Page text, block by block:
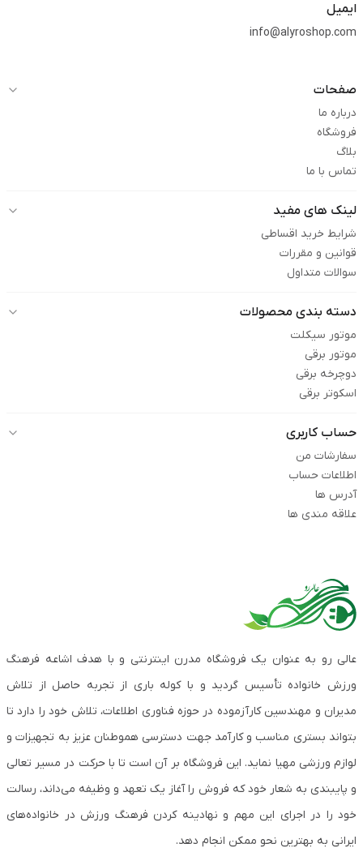
ایمیل
info@alyroshop.com
صفحات
درباره ما
فروشگاه
بلاگ
تماس با ما
لینک های مفید
شرایط خرید اقساطی
قوانین و مقررات
سوالات متداول
دسته بندی محصولات
موتور سیکلت
موتور برقی
دوچرخه برقی
اسکوتر برقی
حساب کاربری
سفارشات من
اطلاعات حساب
آدرس ها
علاقه مندی ها
عالی رو به عنوان یک فروشگاه مدرن اینترنتی و با هدف اشاعه فرهنگ
ورزش خانواده تأسیس گردید و با کوله باری از تجربه حاصل از تلاش
مدیران و مهندسین کارآزموده در حوزه فناوری اطلاعات، تلاش خود را دارد تا
بتواند بستری مناسب و کارآمد جهت دسترسی هموطنان عزیز به تجهیزات و
لوازم ورزشی مهیا نماید. این فروشگاه بر آن است تا با حرکت در مسیر تعالی
و پایبندی به شعار خود که فروش را آغاز یک تعهد و وظیفه می‌داند، رسالت
خود را در اجرای این مهم و نهادینه کردن فرهنگ ورزش در خانواده‌های
ایرانی به بهترین نحو ممکن انجام دهد.